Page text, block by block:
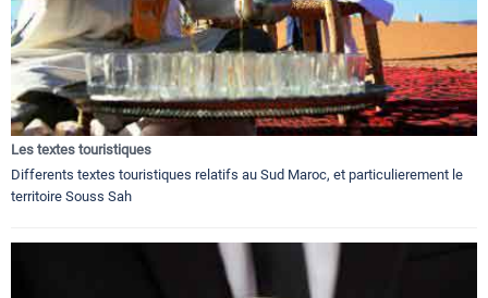
Les textes touristiques
Differents textes touristiques relatifs au Sud Maroc, et particulierement le
territoire Souss Sah